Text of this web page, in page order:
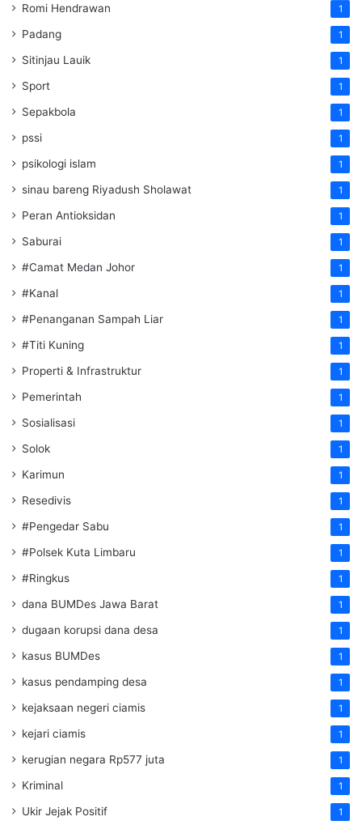
Romi Hendrawan 1
Padang 1
Sitinjau Lauik 1
Sport 1
Sepakbola 1
pssi 1
psikologi islam 1
sinau bareng Riyadush Sholawat 1
Peran Antioksidan 1
Saburai 1
#Camat Medan Johor 1
#Kanal 1
#Penanganan Sampah Liar 1
#Titi Kuning 1
Properti & Infrastruktur 1
Pemerintah 1
Sosialisasi 1
Solok 1
Karimun 1
Resedivis 1
#Pengedar Sabu 1
#Polsek Kuta Limbaru 1
#Ringkus 1
dana BUMDes Jawa Barat 1
dugaan korupsi dana desa 1
kasus BUMDes 1
kasus pendamping desa 1
kejaksaan negeri ciamis 1
kejari ciamis 1
kerugian negara Rp577 juta 1
Kriminal 1
Ukir Jejak Positif 1